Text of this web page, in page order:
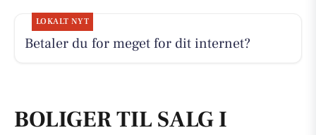
LOKALT NYT
Betaler du for meget for dit internet?
BOLIGER TIL SALG I